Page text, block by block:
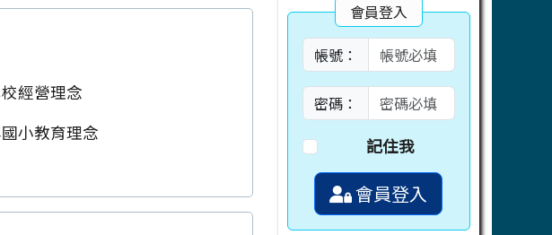
會員登入
帳號：
密碼：
記住我
會員登入